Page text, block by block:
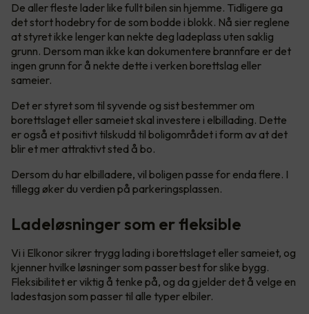
De aller fleste lader like fullt bilen sin hjemme. Tidligere ga
det stort hodebry for de som bodde i blokk. Nå sier reglene
at styret ikke lenger kan nekte deg ladeplass uten saklig
grunn. Dersom man ikke kan dokumentere brannfare er det
ingen grunn for å nekte dette i verken borettslag eller
sameier.
Det er styret som til syvende og sist bestemmer om
borettslaget eller sameiet skal investere i elbillading. Dette
er også et positivt tilskudd til boligområdet i form av at det
blir et mer attraktivt sted å bo.
Dersom du har elbilladere, vil boligen passe for enda flere. I
tillegg øker du verdien på parkeringsplassen.
Ladeløsninger som er fleksible
Vi i Elkonor sikrer trygg lading i borettslaget eller sameiet, og
kjenner hvilke løsninger som passer best for slike bygg.
Fleksibilitet er viktig å tenke på, og da gjelder det å velge en
ladestasjon som passer til alle typer elbiler.